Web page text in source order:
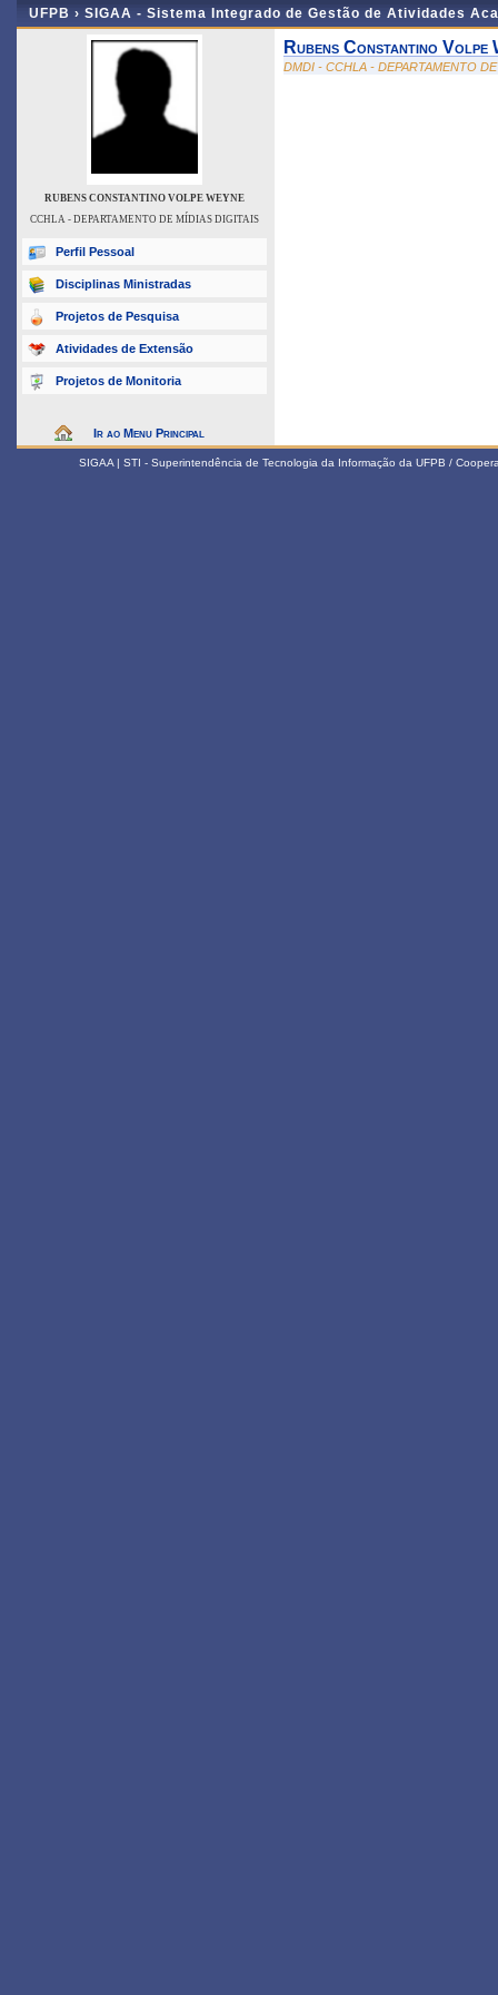
UFPB › SIGAA - Sistema Integrado de Gestão de Atividades
RUBENS CONSTANTINO VOLPE WEYNE
CCHLA - DEPARTAMENTO DE MÍDIAS DIGITAIS
Perfil Pessoal
Disciplinas Ministradas
Projetos de Pesquisa
Atividades de Extensão
Projetos de Monitoria
Ir ao Menu Principal
Rubens Constantino Volpe
DMDI - CCHLA - DEPARTAMENTO
SIGAA | STI - Superintendência de Tecnologia da Informação da UFPB /